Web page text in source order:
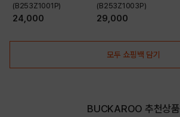
(B253Z1001P)
24,000
(B253Z1003P)
29,000
모두 쇼핑백 담기
BUCKAROO 추천상품